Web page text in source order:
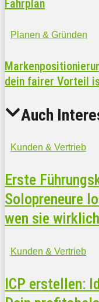
Fahrplan
Planen & Gründen
dein fairer Vorteil
Auch
Kunden & Vertrieb
Erste
Solopreneure
wen sie
Kunden & Vertrieb
ICP erstellen: